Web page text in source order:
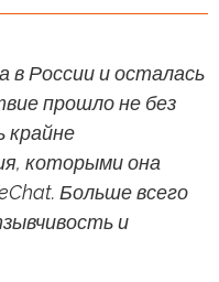
в России и осталась
прошло не без
крайне
которыми она
Больше всего
и